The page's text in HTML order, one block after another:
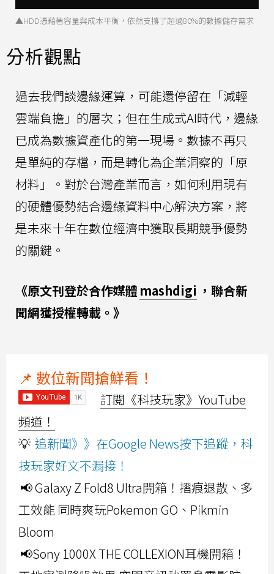
▲HDD憑藉著容量與成本平衡，依然支撐了超過80%的數據儲存需求
分析觀點
過去我們談邊緣運算，可能還停留在「減輕
雲端負擔」的層次；但在生成式AI時代，邊緣
已成為數據資產化的第一現場。數據不再只
是單純的存檔，而是轉化為企業洞察的「原
材料」。對於台灣產業而言，如何利用現有
的硬體優勢結合邊緣資料中心解決方案，將
是未來十年在數位經濟中獲取長期競爭優勢
的關鍵。
《原文刊登於合作媒體 mashdigi ，聯合新
聞網獲授權轉載。》
📌 數位新聞搶鮮看！
訂閱《科技玩家》YouTube
頻道！
💡 追新聞》》在Google News按下追蹤，科
技玩家好文不漏接！
📢 Galaxy Z Fold8 Ultra開箱！摺痕退散、多
工效能 同時爽玩Pokemon GO、Pikmin
Bloom
📢Sony 1000X THE COLLEXION耳機開箱！